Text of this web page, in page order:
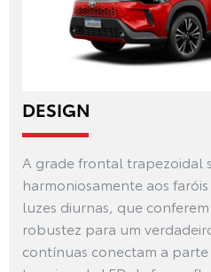
DESIGN
A grade frontal trapezoidal
harmoniosamente aos
luzes diurnas, que
robustez para um
contínuas conectam a